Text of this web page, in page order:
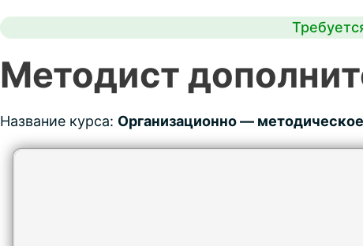
Методист
Название курса: Организационно —